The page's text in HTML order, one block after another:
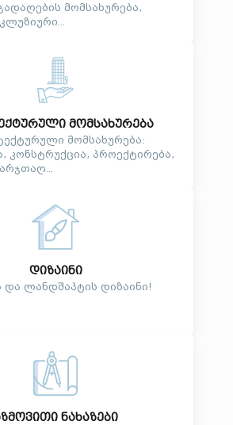
მომსახურება,
მომსახურება
მომსახურება:
კონსტრუქცია, პროექტირება,
დიზაინი
და ლანდშაპტის დიზაინი!
ნახაზები